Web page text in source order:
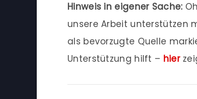
Hinweis in eigener Sache:
unsere Arbeit unterstützen
als bevorzugte Quelle
Unterstützung hilft – hier